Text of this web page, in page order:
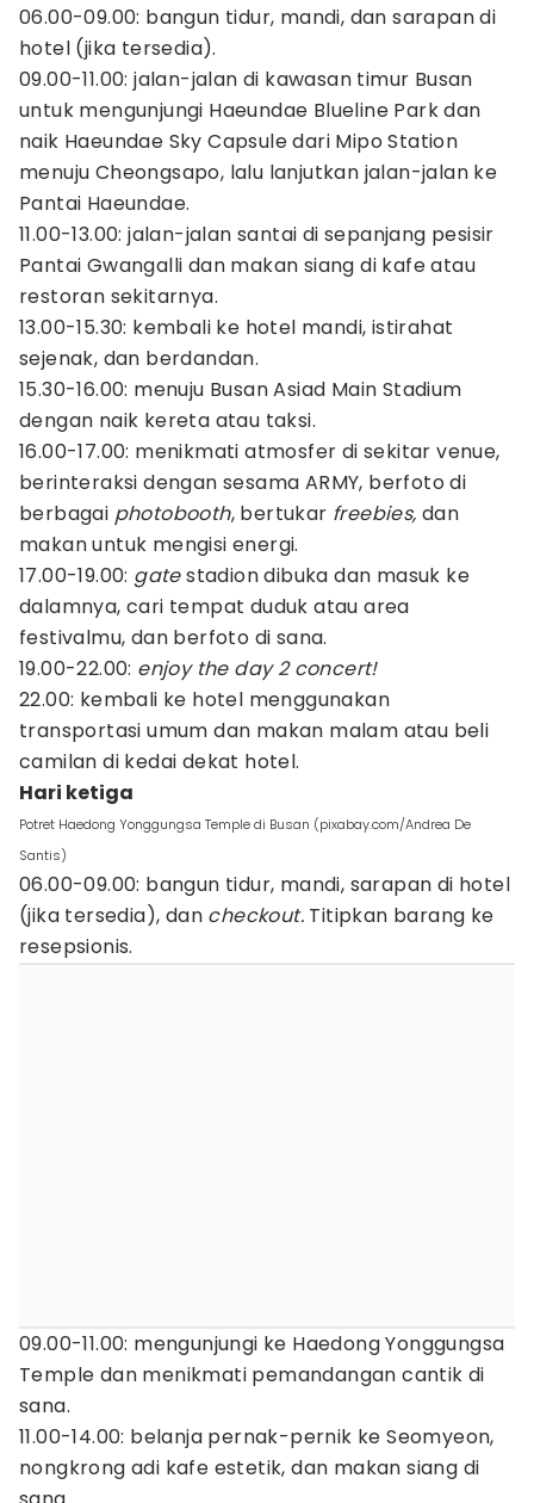
06.00-09.00: bangun tidur, mandi, dan sarapan di
hotel (jika tersedia).
09.00-11.00: jalan-jalan di kawasan timur Busan
untuk mengunjungi Haeundae Blueline Park dan
naik Haeundae Sky Capsule dari Mipo Station
menuju Cheongsapo, lalu lanjutkan jalan-jalan ke
Pantai Haeundae.
11.00-13.00: jalan-jalan santai di sepanjang pesisir
Pantai Gwangalli dan makan siang di kafe atau
restoran sekitarnya.
13.00-15.30: kembali ke hotel mandi, istirahat
sejenak, dan berdandan.
15.30-16.00: menuju Busan Asiad Main Stadium
dengan naik kereta atau taksi.
16.00-17.00: menikmati atmosfer di sekitar venue,
berinteraksi dengan sesama ARMY, berfoto di
berbagai photobooth, bertukar freebies,dan
makan untuk mengisi energi.
17.00-19.00: gatestadion dibuka dan masuk ke
dalamnya, cari tempat duduk atau area
festivalmu, dan berfoto di sana.
19.00-22.00: enjoy the day 2 concert!
22.00: kembali ke hotel menggunakan
transportasi umum dan makan malam atau beli
camilan di kedai dekat hotel.
Hari ketiga
Potret Haedong Yonggungsa Temple di Busan (pixabay.com/Andrea De
Santis)
06.00-09.00: bangun tidur, mandi, sarapan di hotel
(jika tersedia), dan checkout. Titipkan barang ke
resepsionis.
09.00-11.00: mengunjungi ke Haedong Yonggungsa
Temple dan menikmati pemandangan cantik di
sana.
11.00-14.00: belanja pernak-pernik ke Seomyeon,
nongkrong adi kafe estetik, dan makan siang di